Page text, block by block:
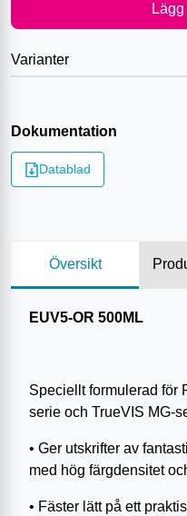
Varianter
Dokumentation
Datablad
Översikt
EUV5-OR 500ML
Speciellt formulerad för
serie och TrueVIS MG-
• Ger utskrifter av
med hög färgdensitet
• Fäster lätt på ett